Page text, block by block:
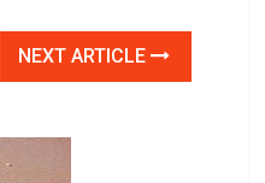
NEXT ARTICLE